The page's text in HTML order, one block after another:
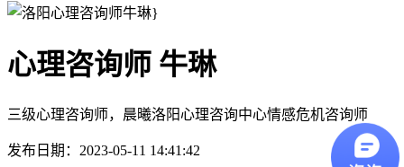
心理咨询师 牛琳
三级心理咨询师，晨曦洛阳心理咨询中心情感危机咨询师
发布日期：2023-05-11 14:41:42